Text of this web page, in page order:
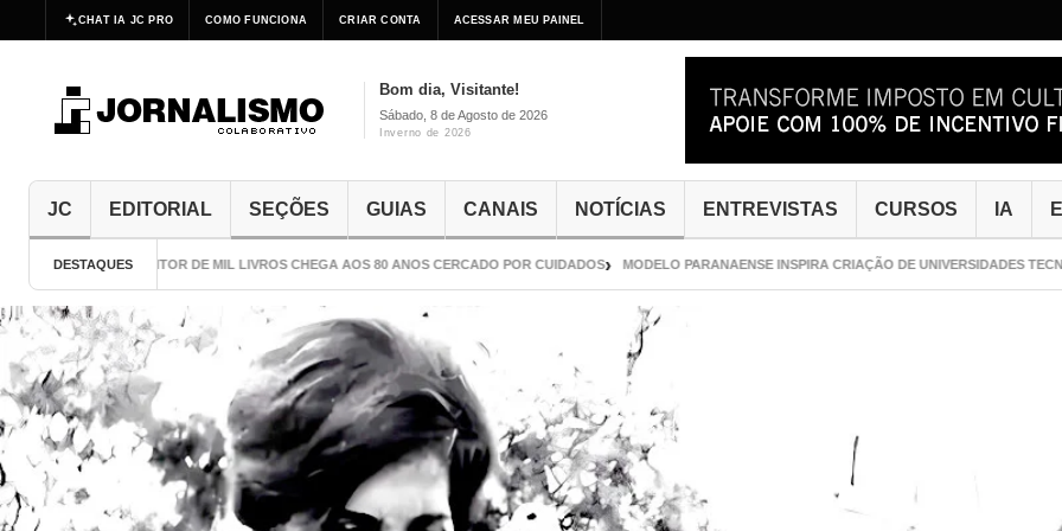
CHAT IA JC PRO COMO FUNCIONA CRIAR CONTA ACESSAR MEU PAINEL
Bom dia, Visitante!
Sábado, 8 de Agosto de 2026
Inverno de 2026
JC EDITORIAL SEÇÕES GUIAS CANAIS NOTÍCIAS ENTREVISTAS CURSOS IA
DESTAQUES
O ESCRITOR DE MIL LIVROS CHEGA AOS 80 ANOS CERCADO POR CUIDADOS MODELO PARANAENSE INSPIRA CRIAÇÃO DE UNIVERSIDADES